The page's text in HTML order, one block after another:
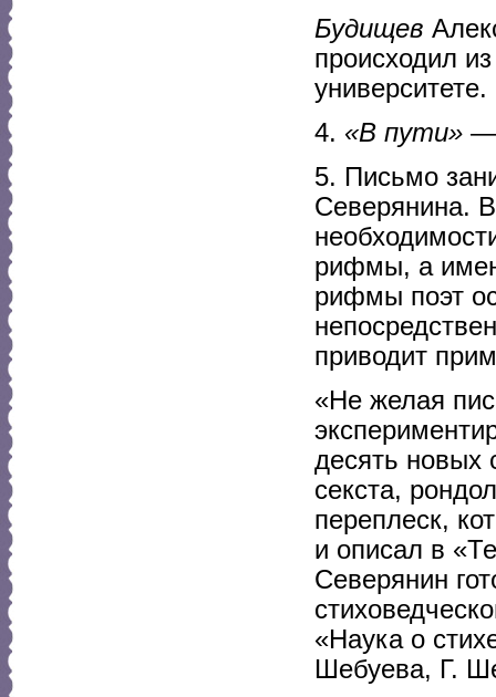
Будищев
происходил
4. «В пути» —
5. Письмо
Северянина.
рифмы, а
рифмы поэт
приводит
«Не желая
десять новых
секста,
переплеск,
и описал в
Северянин
«Наука о
Шебуева, Г.